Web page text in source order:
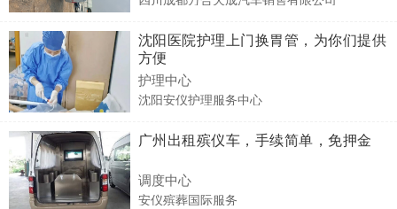
沈阳医院护理上门换胃管，为你们提供
方便
护理中心
沈阳安仪护理服务中心
广州出租殡仪车，手续简单，免押金
调度中心
安仪殡葬国际服务